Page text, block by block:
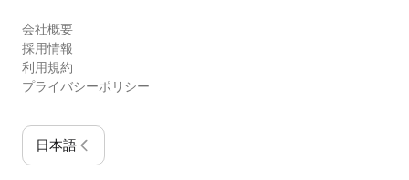
会社概要
採用情報
利用規約
プライバシーポリシー
日本語